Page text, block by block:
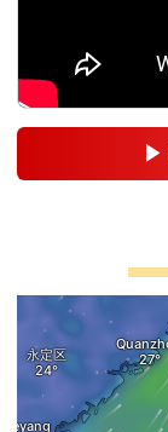
▶